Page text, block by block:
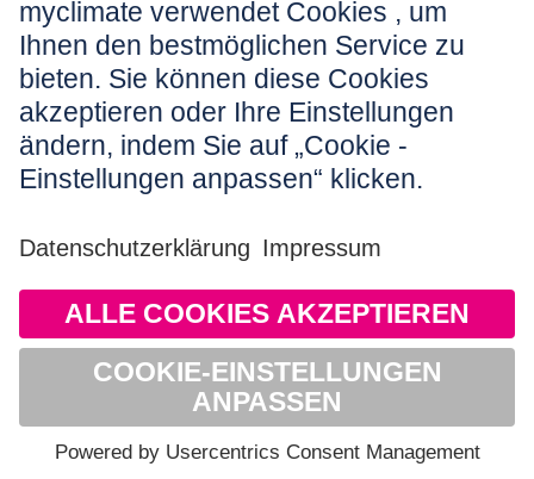
Impressum
Nutzungshinweis
AGB
Datenschutz
Barrierefreiheit